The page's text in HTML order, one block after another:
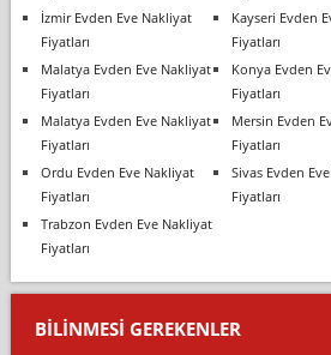
İzmir Evden Eve Nakliyat
Fiyatları
Kayseri Evden
Fiyatları
Malatya Evden Eve Nakliyat
Fiyatları
Konya Evden
Fiyatları
Malatya Evden Eve Nakliyat
Fiyatları
Mersin Evden
Fiyatları
Ordu Evden Eve Nakliyat
Fiyatları
Sivas Evden
Fiyatları
Trabzon Evden Eve Nakliyat
Fiyatları
BILINMESI GEREKENLER